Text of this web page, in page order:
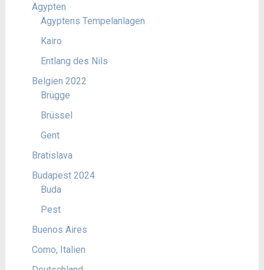
Ägypten
Ägyptens Tempelanlagen
Kairo
Entlang des Nils
Belgien 2022
Brügge
Brüssel
Gent
Bratislava
Budapest 2024
Buda
Pest
Buenos Aires
Como, Italien